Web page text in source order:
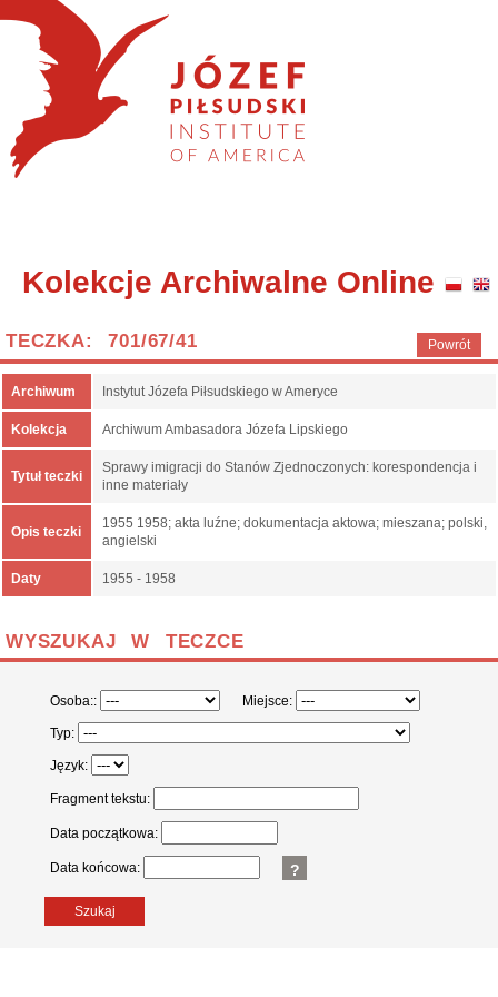
Kolekcje Archiwalne Online
Powrót
TECZKA: 701/67/41
Archiwum Instytut Józefa Piłsudskiego w Ameryce
Kolekcja Archiwum Ambasadora Józefa Lipskiego
Tytuł teczki
Sprawy imigracji do Stanów Zjednoczonych: korespondencja i
inne materiały
Opis teczki
1955 1958; akta luźne; dokumentacja aktowa; mieszana; polski,
angielski
Daty 1955 - 1958
WYSZUKAJ W TECZCE
Osoba:: Miejsce:
Typ:
Język:
Fragment tekstu:
Data początkowa:
Data końcowa: ?
Szukaj